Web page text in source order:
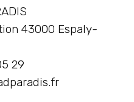
43000 Espaly-
29